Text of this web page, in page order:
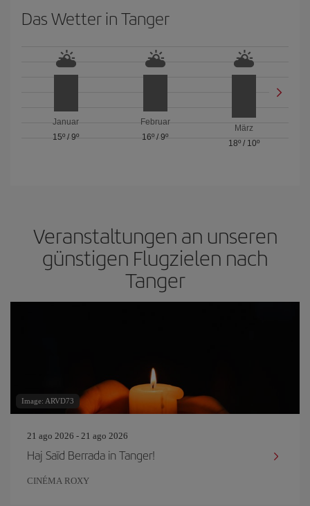
Das Wetter in Tanger
Januar
15º /9º
Februar
16º / 9º
März
18º / 10º
Veranstaltungen an unseren
günstigen Flugzielen nach
Tanger
Image: ARVD73
21 ago 2026 - 21 ago 2026
Haj Saïd Berrada in Tanger!
CINÉMA ROXY